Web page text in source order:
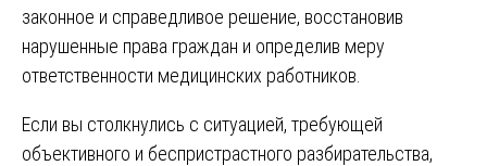
законное и справедливое решение, восстановив
нарушенные права граждан и определив меру
ответственности медицинских работников.
Если вы столкнулись с ситуацией, требующей
объективного и беспристрастного разбирательства,